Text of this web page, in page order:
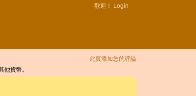
歡迎！ Login
此頁添加您的評論
貨幣。